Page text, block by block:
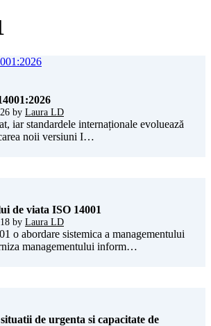
by Laura LD
iar standardele internaționale evoluează
noii versiuni I…
de viata ISO 14001
by Laura LD
o abordare sistemica a managementului
managementului inform…
de urgenta si capacitate de